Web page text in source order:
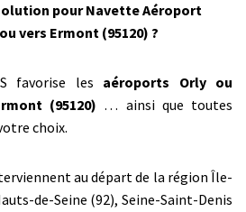
pour Navette Aéroport
vers Ermont (95120) ?
favorise les aéroports Orly ou
(95120) … ainsi que toutes
choix.
au départ de la région Île-
de-Seine (92), Seine-Saint-Denis